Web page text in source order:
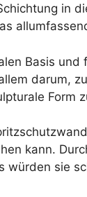
in
Basis
darum,
Form
kann.
würden sie